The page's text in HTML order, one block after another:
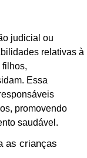
judicial ou
relativas à
filhos,
Essa
promovendo
saudável.
as crianças